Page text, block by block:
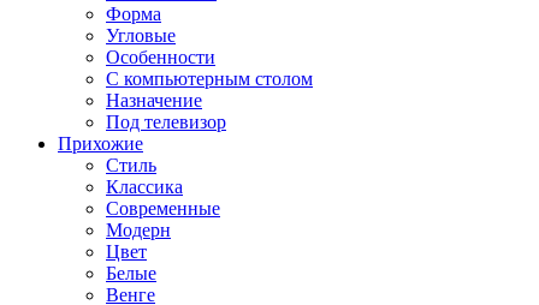
Форма
Угловые
Особенности
С компьютерным столом
Назначение
Под телевизор
Прихожие
Стиль
Классика
Современные
Модерн
Цвет
Белые
Венге